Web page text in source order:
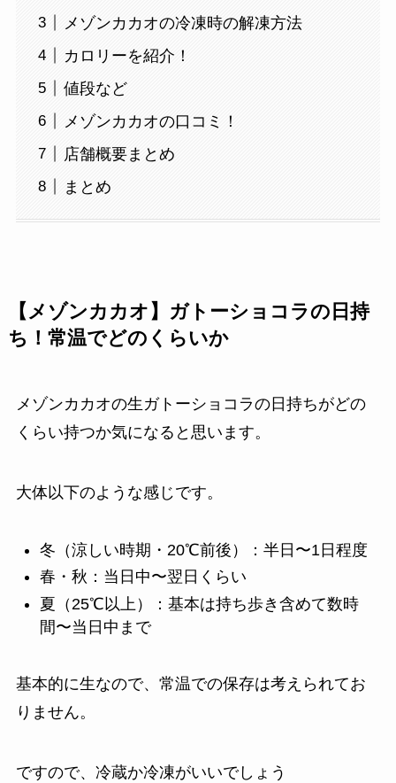
メゾンカカオの冷凍時の解凍方法
カロリーを紹介！
値段など
メゾンカカオの口コミ！
店舗概要まとめ
まとめ
【メゾンカカオ】ガトーショコラの日持
ち！常温でどのくらいか
メゾンカカオの生ガトーショコラの日持ちがどの
くらい持つか気になると思います。
大体以下のような感じです。
冬（涼しい時期・20℃前後）：半日〜1日程度
春・秋：当日中〜翌日くらい
夏（25℃以上）：基本は持ち歩き含めて数時
間〜当日中まで
基本的に生なので、常温での保存は考えられてお
りません。
ですので、冷蔵か冷凍がいいでしょう